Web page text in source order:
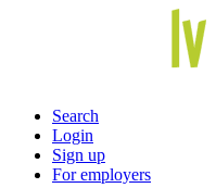
Search
Login
Sign up
For employers